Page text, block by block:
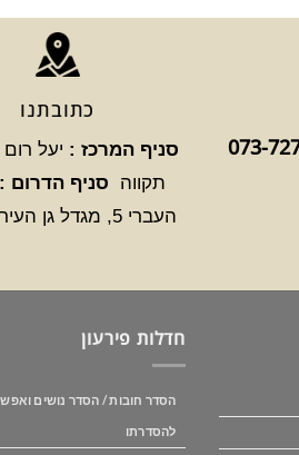
כתובתנו
סניף המרכז :
תקווה
סניף הדרום :
העברי 5, מגדל גן העיר, אשדוד
חדלות פירעון
הסדר חובות / הסדר נושים
להסדרתו